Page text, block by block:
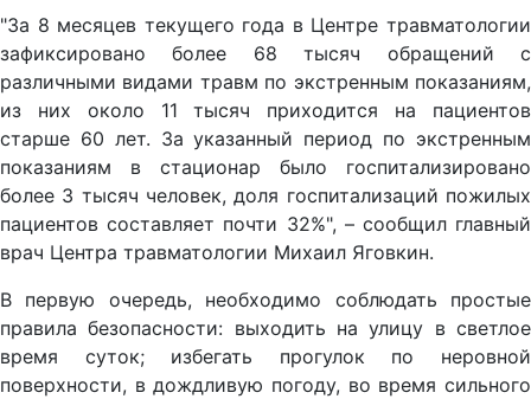
"За 8 месяцев текущего года в Центре травматологии
зафиксировано более 68 тысяч обращений с
различными видами травм по экстренным показаниям,
из них около 11 тысяч приходится на пациентов
старше 60 лет. За указанный период по экстренным
показаниям в стационар было госпитализировано
более 3 тысяч человек, доля госпитализаций пожилых
пациентов составляет почти 32%", – сообщил главный
врач Центра травматологии Михаил Яговкин.
В первую очередь, необходимо соблюдать простые
правила безопасности: выходить на улицу в светлое
время суток; избегать прогулок по неровной
поверхности, в дождливую погоду, во время сильного